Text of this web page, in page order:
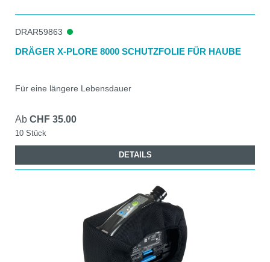
DRAR59863
DRÄGER X-PLORE 8000 SCHUTZFOLIE FÜR HAUBE
Für eine längere Lebensdauer
Ab CHF 35.00
10 Stück
DETAILS